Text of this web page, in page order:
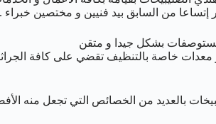
من السابق بيد فنيين و مختصين خبراء .
بشكل جيدا و متقن
خاصة بالتنظيف تقضي على كافة
بالعديد من الخصائص التي تجعل منه